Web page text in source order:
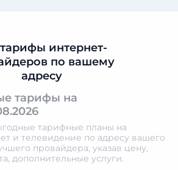
интернет-
по вашему
адресу
тарифы на
тарифные планы на
и телевидение по адресу вашего
провайдера, указав цену,
дополнительные услуги.